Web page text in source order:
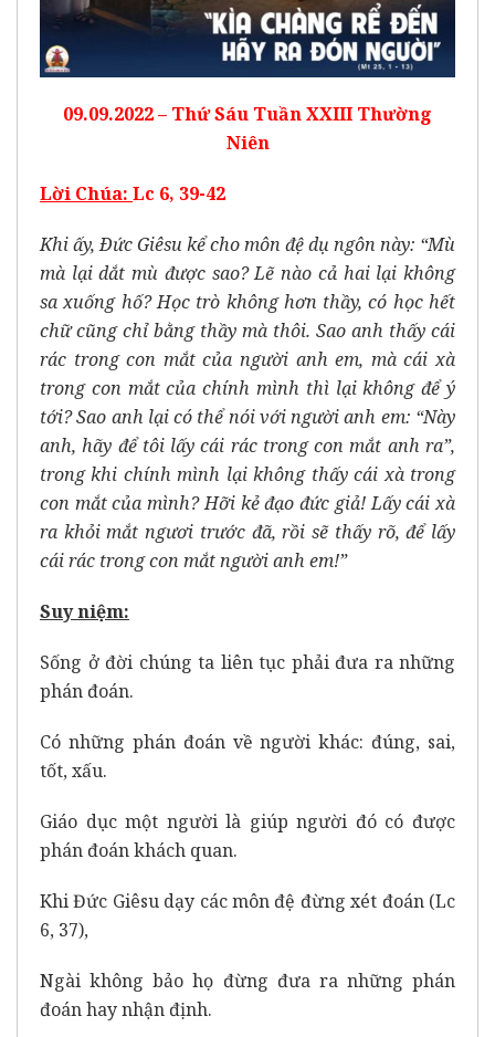
09.09.2022 – Thứ Sáu Tuần XXIII Thường
Niên
Lời Chúa: Lc 6, 39-42
Khi ấy, Ðức Giêsu kể cho môn đệ dụ ngôn này: “Mù
mà lại dắt mù được sao? Lẽ nào cả hai lại không
sa xuống hố? Học trò không hơn thầy, có học hết
chữ cũng chỉ bằng thầy mà thôi. Sao anh thấy cái
rác trong con mắt của người anh em, mà cái xà
trong con mắt của chính mình thì lại không để ý
tới? Sao anh lại có thể nói với người anh em: “Này
anh, hãy để tôi lấy cái rác trong con mắt anh ra”,
trong khi chính mình lại không thấy cái xà trong
con mắt của mình? Hỡi kẻ đạo đức giả! Lấy cái xà
ra khỏi mắt ngươi trước đã, rồi sẽ thấy rõ, để lấy
cái rác trong con mắt người anh em!”
Suy niệm:
Sống ở đời chúng ta liên tục phải đưa ra những
phán đoán.
Có những phán đoán về người khác: đúng, sai,
tốt, xấu.
Giáo dục một người là giúp người đó có được
phán đoán khách quan.
Khi Đức Giêsu dạy các môn đệ đừng xét đoán (Lc
6, 37),
Ngài không bảo họ đừng đưa ra những phán
đoán hay nhận định.